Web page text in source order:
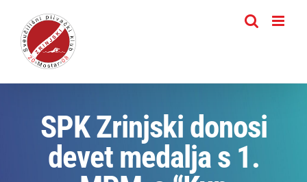
content
SPK Zrinjski donosi
devet medalja s 1.